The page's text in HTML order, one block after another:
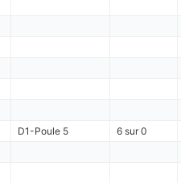
D1-Poule 5 6 sur 0